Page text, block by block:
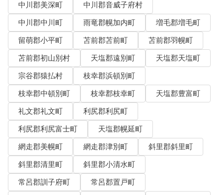
中川郡美深町
中川郡音威子府村
中川郡中川町
雨竜郡幌加内町
増毛郡増毛町
留萌郡小平町
苫前郡苫前町
苫前郡羽幌町
苫前郡初山別村
天塩郡遠別町
天塩郡天塩町
宗谷郡猿払村
枝幸郡浜頓別町
枝幸郡中頓別町
枝幸郡枝幸町
天塩郡豊富町
礼文郡礼文町
利尻郡利尻町
利尻郡利尻富士町
天塩郡幌延町
網走郡美幌町
網走郡津別町
斜里郡斜里町
斜里郡清里町
斜里郡小清水町
常呂郡訓子府町
常呂郡置戸町